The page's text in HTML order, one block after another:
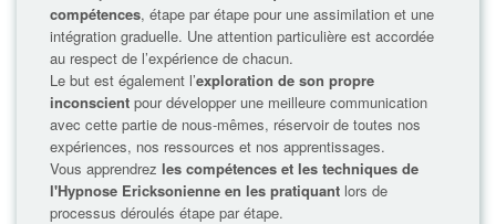
compétences, étape par étape pour une assimilation et une
intégration graduelle. Une attention particulière est accordée
au respect de l’expérience de chacun.
Le but est également l’exploration de son propre
inconscient pour développer une meilleure communication
avec cette partie de nous-mêmes, réservoir de toutes nos
expériences, nos ressources et nos apprentissages.
Vous apprendrez les compétences et les techniques de
l'Hypnose Ericksonienne en les pratiquant lors de
processus déroulés étape par étape.